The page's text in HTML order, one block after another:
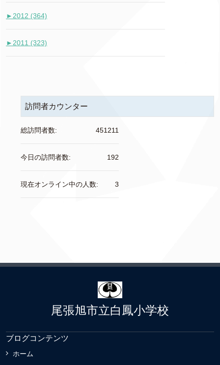
► 2012 (364)
► 2011 (323)
訪問者カウンター
451211
総訪問者数:
192
今日の訪問者数:
3
現在オンライン中の人数:
尾張旭市立白鳳小学校
ブログコンテンツ
ホーム